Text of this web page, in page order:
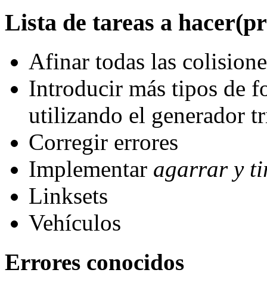
Lista de tareas a
Afinar todas las
Introducir más tipos de
utilizando el generador
Corregir errores
Implementar agarrar y
Linksets
Vehículos
Errores conocidos